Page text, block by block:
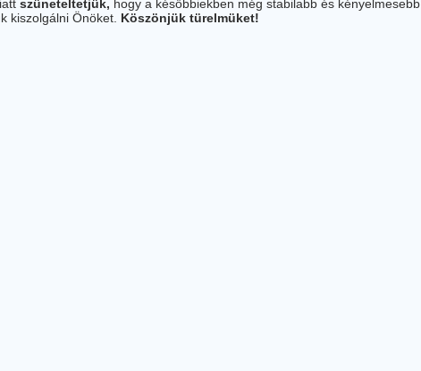
szüneteltetjük, hogy a későbbiekben még stabilabb és kényelmesebb
kiszolgálni Önöket. Köszönjük türelmüket!